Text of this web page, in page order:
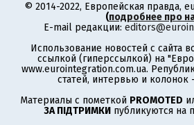
© 2014-2022, Европейская правда,
(подробнее про
E-mail редакции:
Использование новостей с сайта
ссылкой (гиперссылкой) на
www.eurointegration.com.ua.
статей, интервью и колонок -
Материалы с пометкой PROMOTED
ЗА ПІДТРИМКИ публикуются на